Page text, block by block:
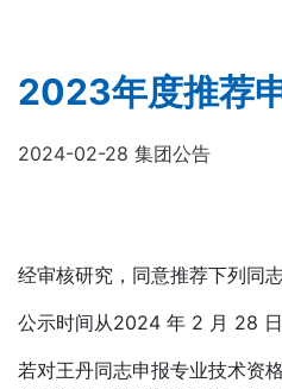
2023年度推荐
2024-02-28 集团公告
经审核研究，同意推荐下列同
公示时间从2024 年 2 月 28
若对王丹同志申报专业技术资